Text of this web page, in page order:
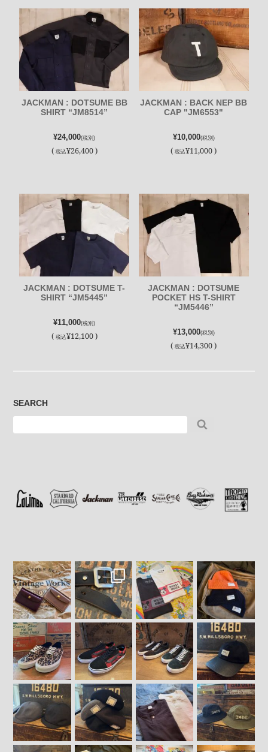
JACKMAN : DOTSUME BB
SHIRT “JM8514”
¥24,000(税別)
( 税込¥26,400 )
JACKMAN : BACK NEP BB
CAP "JM6553"
¥10,000(税別)
(税込¥11,000 )
JACKMAN : DOTSUME T-
SHIRT “JM5445”
¥11,000(税別)
( 税込¥12,100 )
JACKMAN : DOTSUME
POCKET HS T-SHIRT
“JM5446”
¥13,000(税別)
(税込¥14,300 )
SEARCH